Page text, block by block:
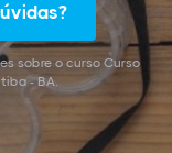
sobre o curso Curso
- BA.